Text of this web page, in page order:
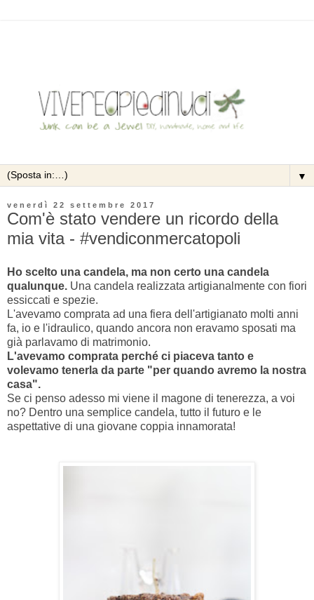
▼
venerdì 22 settembre 2017
Com'è stato vendere un ricordo della
mia vita - #vendiconmercatopoli
Ho scelto una candela, ma non certo una candela
qualunque. Una candela realizzata artigianalmente con fiori
essiccati e spezie.
L'avevamo comprata ad una fiera dell'artigianato molti anni
fa, io e l'idraulico, quando ancora non eravamo sposati ma
già parlavamo di matrimonio.
L'avevamo comprata perché ci piaceva tanto e
volevamo tenerla da parte "per quando avremo la nostra
casa".
Se ci penso adesso mi viene il magone di tenerezza, a voi
no? Dentro una semplice candela, tutto il futuro e le
aspettative di una giovane coppia innamorata!